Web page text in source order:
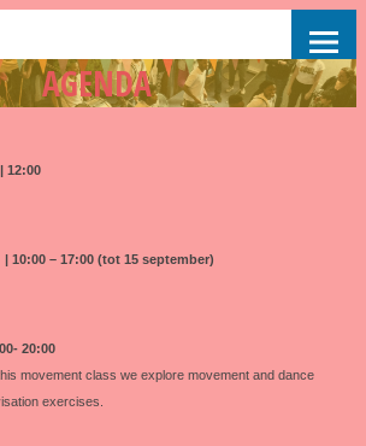
AGENDA
12:00
10:00 – 17:00 (tot 15 september)
20:00
movement class we explore movement and dance
exercises.